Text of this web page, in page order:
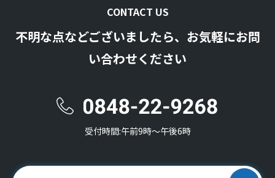
CONTACT US
不明な点などございましたら、お気軽にお問
い合わせください
受付時間:午前9時〜午後6時